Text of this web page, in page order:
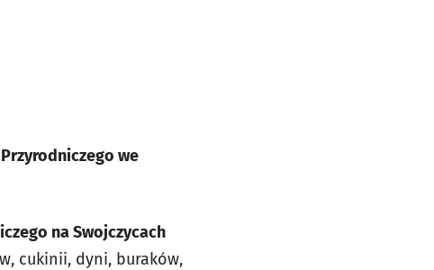
we
na Swojczycach
cukinii, dyni, buraków,